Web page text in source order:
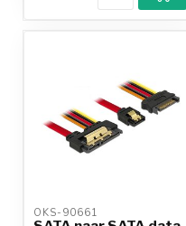
OKS-90661